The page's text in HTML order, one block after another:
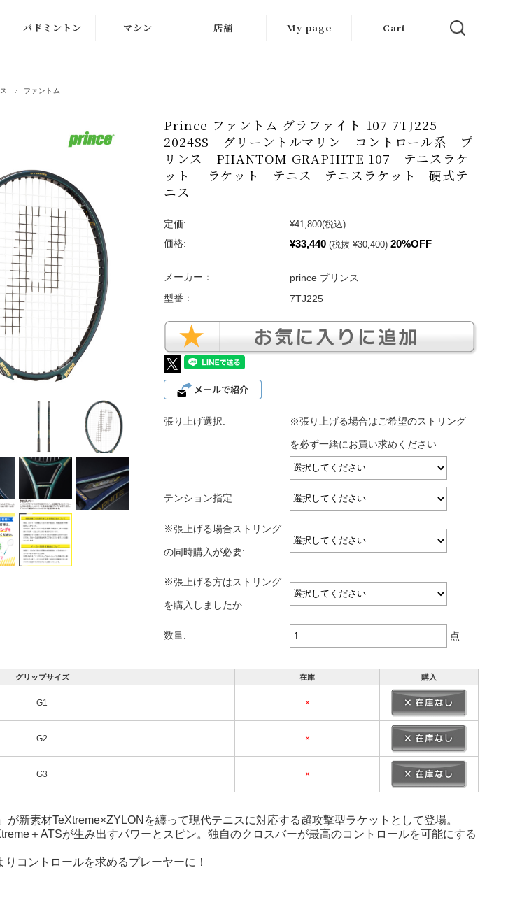
バドミントン
シューズ
ウェア
アクセサリ
マシン
マシン紹介動画
修理メンテナンス
店舗
岐阜店
My page Cart
ファントム
Prince ファントム グラファイト 107 7TJ225
2024SS グリーントルマリン コントロール系 プ
リンス PHANTOM GRAPHITE 107 テニスラケ
ット ラケット テニス テニスラケット 硬式テ
ニス
定価: ¥41,800(税込)
価格:
¥33,440 (税抜 ¥30,400) 20%OFF
メーカー：
prince プリンス
型番：
7TJ225
張り上げ選択: ※張り上げる場合はご希望のストリング
を必ず一緒にお買い求めください
テンション指定:
※張上げる場合ストリング
の同時購入が必要:
※張上げる方はストリング
を購入しましたか:
数量: 点
グリップサイズ 在庫 購入
G1 ×
G2 ×
G3 ×
新素材TeXtreme×ZYLONを纏って現代テニスに対応する超攻撃型ラケットとして登場。
＋ATSが生み出すパワーとスピン。独自のクロスバーが最高のコントロールを可能にする
コントロールを求めるプレーヤーに！